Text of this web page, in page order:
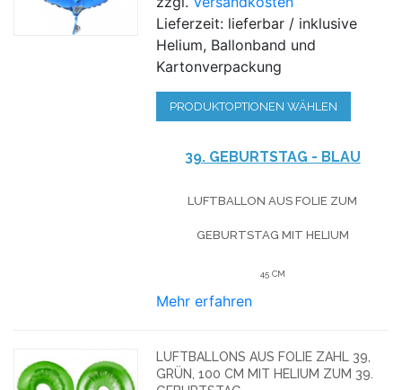
Lieferzeit: lieferbar / inklusive
Helium, Ballonband und
Kartonverpackung
PRODUKTOPTIONEN WÄHLEN
39. GEBURTSTAG - BLAU
LUFTBALLON AUS FOLIE ZUM
GEBURTSTAG MIT HELIUM
45 CM
Mehr erfahren
LUFTBALLONS AUS FOLIE ZAHL 39,
GRÜN, 100 CM MIT HELIUM ZUM 39.